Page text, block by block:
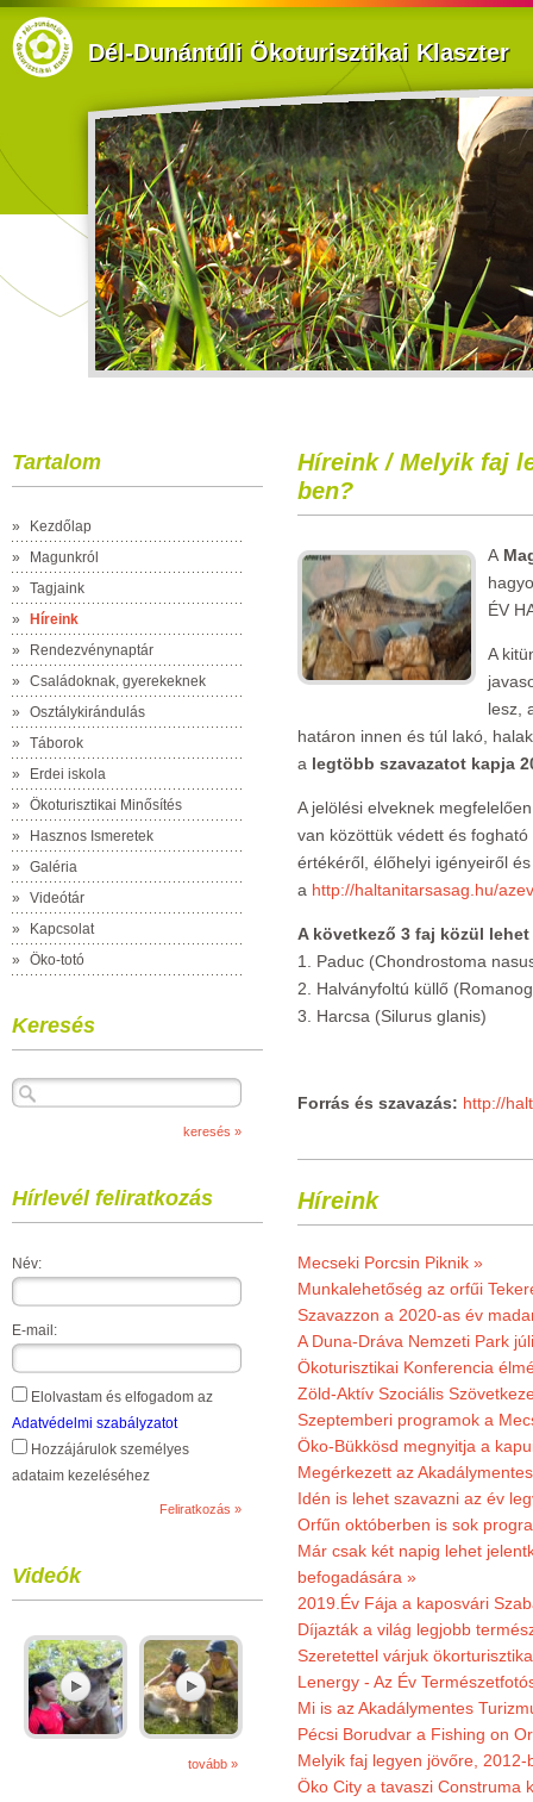
Dél-Dunántúli Ökoturisztikai Klaszter
Tartalom
»
Kezdőlap
»
Magunkról
»
Tagjaink
»
Híreink
»
Rendezvénynaptár
»
Családoknak, gyerekeknek
»
Osztálykirándulás
»
Táborok
»
Erdei iskola
»
Ökoturisztikai Minősítés
»
Hasznos Ismeretek
»
Galéria
»
Videótár
»
Kapcsolat
»
Öko-totó
Keresés
Hírlevél feliratkozás
Név:
E-mail:
Elolvastam és elfogadom az
Adatvédelmi szabályzatot
Hozzájárulok személyes
adataim kezeléséhez
Videók
tovább »
Híreink / Melyik faj
ben?
A
ÉV
A
lesz,
határon innen és túl lakó,
a legtöbb szavazatot kapja
A jelölési elveknek
van közöttük védett és
értékéről, élőhelyi igényeiről
a http://haltanitarsasag.hu/
A következő 3 faj közül
1. Paduc (Chondrostoma
2. Halványfoltú küllő
3. Harcsa (Silurus glanis)
Forrás és szavazás: http://
Híreink
Mecseki Porcsin Piknik »
Munkalehetőség az orfűi
Szavazzon a 2020-as év
A Duna-Dráva Nemzeti Park
Ökoturisztikai Konferencia
Zöld-Aktív Szociális
Szeptemberi programok a
Öko-Bükkösd megnyitja a
Megérkezett az
Idén is lehet szavazni az év
Orfűn októberben is sok
Már csak két napig lehet
befogadására »
2019.Év Fája a kaposvári
Díjazták a világ legjobb
Szeretettel várjuk
Lenergy - Az Év
Mi is az Akadálymentes
Pécsi Borudvar a Fishing on
Melyik faj legyen jövőre,
Öko City a tavaszi Construma